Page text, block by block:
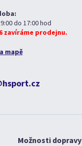
do 17:00 hod
zavíráme prodejnu.
mapě
Možnosti dopravy